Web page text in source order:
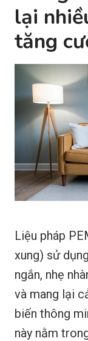
lại
tăng
Liệu pháp
xung) sử
ngắn, nhẹ
và mang lại
biến thông
này nằm